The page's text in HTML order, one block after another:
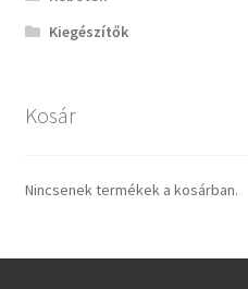
Kiegészítők
Kosár
Nincsenek termékek a kosárban.